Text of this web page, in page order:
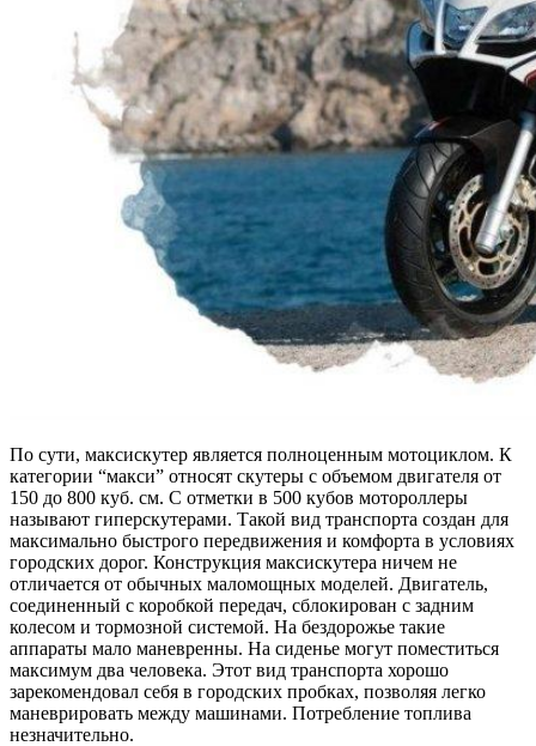
По сути, максискутер является полноценным мотоциклом. К
категории “макси” относят скутеры с объемом двигателя от
150 до 800 куб. см. С отметки в 500 кубов мотороллеры
называют гиперскутерами. Такой вид транспорта создан для
максимально быстрого передвижения и комфорта в условиях
городских дорог. Конструкция максискутера ничем не
отличается от обычных маломощных моделей. Двигатель,
соединенный с коробкой передач, сблокирован с задним
колесом и тормозной системой. На бездорожье такие
аппараты мало маневренны. На сиденье могут поместиться
максимум два человека. Этот вид транспорта хорошо
зарекомендовал себя в городских пробках, позволяя легко
маневрировать между машинами. Потребление топлива
незначительно.